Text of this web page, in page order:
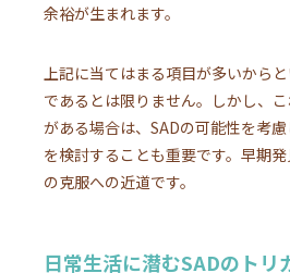
余裕が生まれます。
上記に当てはまる項目が多いから
であるとは限りません。しかし、
がある場合は、SADの可能性を考
を検討することも重要です。早期
の克服への近道です。
日常生活に潜むSADのトリ